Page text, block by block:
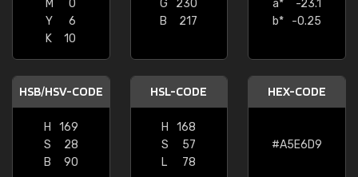
M
0
Y
6
K
10
G
230
B
217
a*
-23.1
b*
-0.25
HSB/HSV-CODE
H
169
S
28
B
90
HSL-CODE
H
168
S
57
L
78
HEX-CODE
#A5E6D9